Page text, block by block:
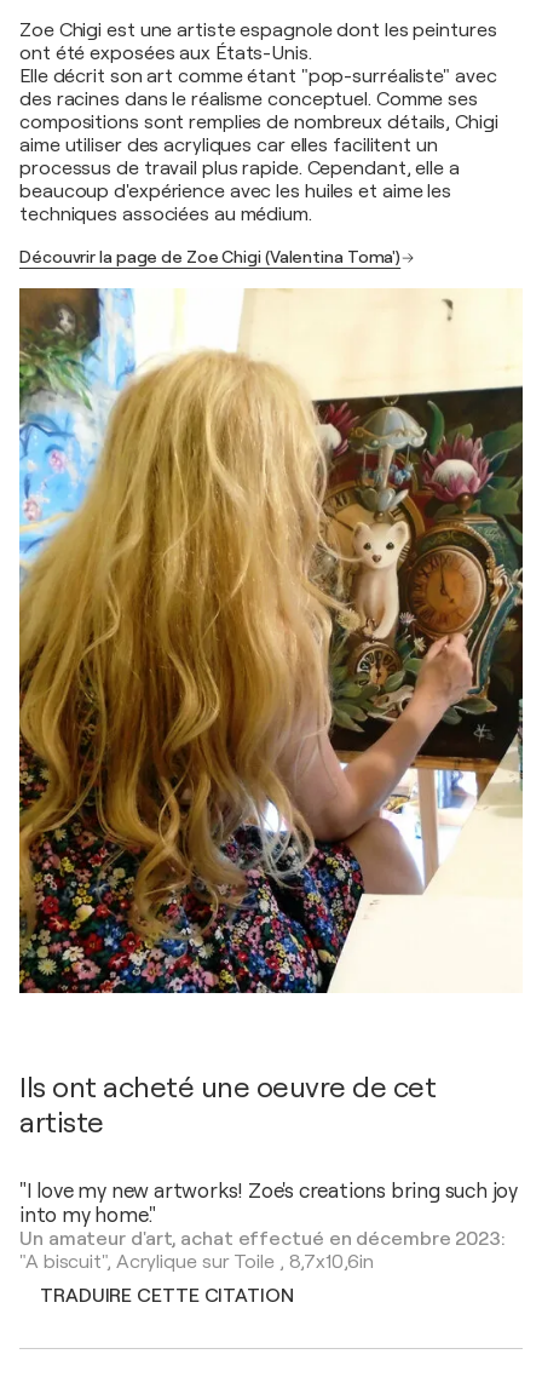
Zoe Chigi est une artiste espagnole dont les peintures
ont été exposées aux États-Unis.
Elle décrit son art comme étant "pop-surréaliste" avec
des racines dans le réalisme conceptuel. Comme ses
compositions sont remplies de nombreux détails, Chigi
aime utiliser des acryliques car elles facilitent un
processus de travail plus rapide. Cependant, elle a
beaucoup d'expérience avec les huiles et aime les
techniques associées au médium.
Découvrir la page de Zoe Chigi (Valentina Toma')
Ils ont acheté une oeuvre de cet
artiste
"I love my new artworks! Zoe's creations bring such joy
into my home."
Un amateur d'art, achat effectué en décembre 2023:
"A biscuit", Acrylique sur Toile, 8,7x10,6in
TRADUIRE CETTE CITATION